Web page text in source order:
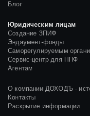
Блог
Юридическим лицам
Создание ЗПИФ
Эндаумент-фонды
Саморегулируемым
Сервис-центр для НПФ
Агентам
О компании ДОХОДЪ -
Контакты
Раскрытие информации